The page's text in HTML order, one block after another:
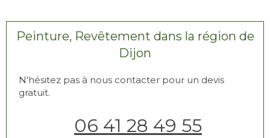
Peinture, Revêtement dans la région de
Dijon
N'hésitez pas à nous contacter pour un devis
gratuit.
06 41 28 49 55